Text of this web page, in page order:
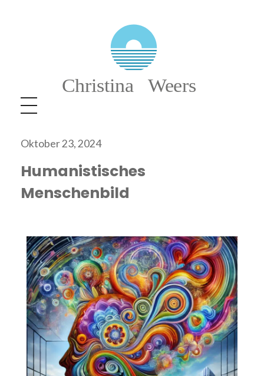
Christina Weers
Humanistisches
Menschenbild
Oktober 23, 2024